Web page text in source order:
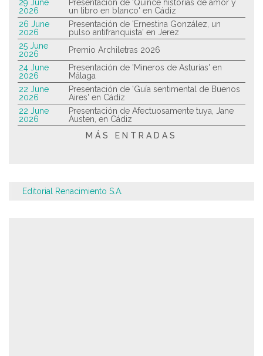
29 June
2026
Presentación de 'Quince historias de amor y
un libro en blanco' en Cádiz
26 June
2026
Presentación de 'Ernestina González, un
pulso antifranquista' en Jerez
25 June
2026
Premio Archiletras 2026
24 June
2026
Presentación de 'Mineros de Asturias' en
Málaga
22 June
2026
Presentación de 'Guía sentimental de Buenos
Aires' en Cádiz
22 June
2026
Presentación de Afectuosamente tuya, Jane
Austen, en Cádiz
MÁS ENTRADAS
Editorial Renacimiento S.A.